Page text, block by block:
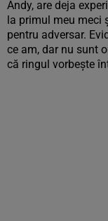
Andy, are deja
la primul meu meci
pentru adversar.
ce am, dar nu sunt
că ringul vorbește